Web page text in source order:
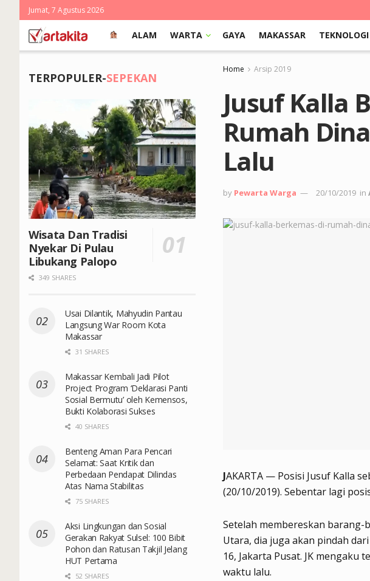
Jumat, 7 Agustus 2026
ALAM WARTA GAYA MAKASSAR TEKNOLOGI
Home Arsip 2019
Jusuf Kalla
Rumah
Lalu
by Pewarta Warga 20/10/2019 in
JAKARTA — Posisi Jusuf Kalla
(20/10/2019). Sebentar lagi
Setelah membereskan barang-
Utara, dia juga akan pindah
16, Jakarta Pusat. JK mengaku
waktu lalu.
TERPOPULER-SEPEKAN
Wisata Dan Tradisi
Nyekar Di Pulau
Libukang Palopo
349 SHARES
Usai Dilantik, Mahyudin Pantau
Langsung War Room Kota
Makassar
31 SHARES
Makassar Kembali Jadi Pilot
Project Program ‘Deklarasi Panti
Sosial Bermutu’ oleh Kemensos,
Bukti Kolaborasi Sukses
40 SHARES
Benteng Aman Para Pencari
Selamat: Saat Kritik dan
Perbedaan Pendapat Dilindas
Atas Nama Stabilitas
75 SHARES
Aksi Lingkungan dan Sosial
Gerakan Rakyat Sulsel: 100 Bibit
Pohon dan Ratusan Takjil Jelang
HUT Pertama
52 SHARES